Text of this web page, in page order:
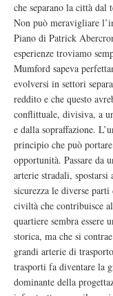
che separano la città dal
Non può meravigliare
Piano di Patrick
esperienze troviamo
Mumford sapeva
evolversi in settori
reddito e che questo
conflittuale, divisiva, a
e dalla sopraffazione.
principio che può
opportunità. Passare da
arterie stradali,
sicurezza le diverse
civiltà che contribuisce
quartiere sembra essere
storica, ma che si
grandi arterie di
trasporti fa diventare la
dominante della